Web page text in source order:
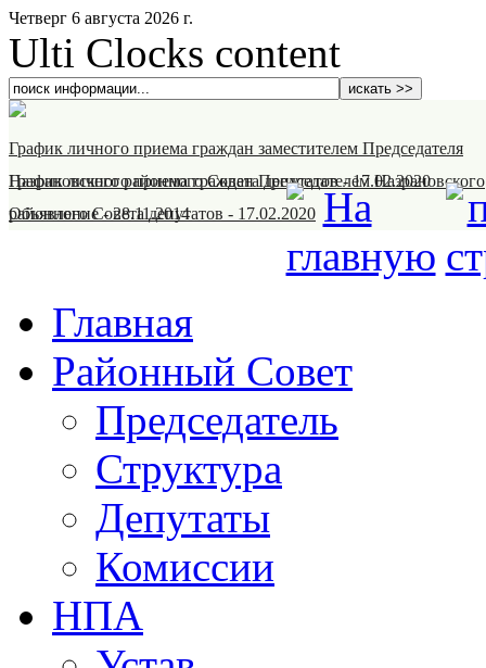
Четверг 6 августа 2026 г.
Ulti Clocks content
График личного приема граждан заместителем Председателя
Назрановского районного Совета депутатов-17.02.2020
График личного приема граждан Председателем Назрановского
районного Совета депутатов - 17.02.2020
Объявление-28.11.2014
Главная
Районный Совет
Председатель
Структура
Депутаты
Комиссии
НПА